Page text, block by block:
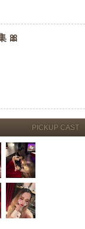
🎀
PICKUP CAST